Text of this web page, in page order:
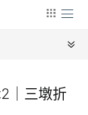
｜三墩折